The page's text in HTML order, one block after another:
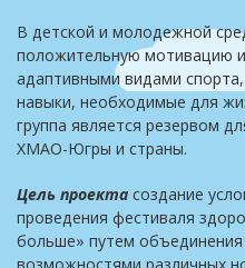
В детской и молодежной
положительную мотивацию
адаптивными видами
навыки, необходимые для
группа является резервом
ХМАО-Югры и страны.
Цель проекта создание
проведения фестиваля
больше» путем